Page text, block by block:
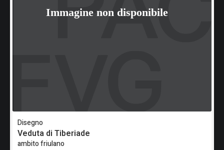
Disegno
Veduta di Tiberiade
ambito friulano